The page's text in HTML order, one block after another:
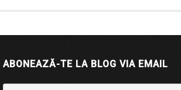
ABONEAZĂ-TE LA BLOG VIA EMAIL